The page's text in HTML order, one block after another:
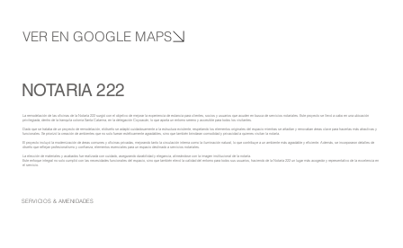
NOTARIA 222
La remodelación de las oficinas de la Notaría 222 surgió con el objetivo de mejorar la experiencia de estancia para clientes, socios y usuarios que acuden en busca de servicios notariales. Este proyecto se llevó a cabo en una ubicación
privilegiada, dentro de la tranquila colonia Santa Catarina, en la delegación Coyoacán, lo que aporta un entorno sereno y accesible para todos los visitantes.
Dado que se trataba de un proyecto de remodelación, eldiseño se adaptó cuidadosamente a la estructura existente, respetando los elementos originales del espacio mientras se añadían y renovaban áreas clave para hacerlas más atractivas y
funcionales. Se priorizó la creación de ambientes que no solo fueran estéticamente agradables, sino que también brindaran comodidad y privacidad a quienes visitan la notaría.
El proyecto incluyó la modernización de áreas comunes y oficinas privadas, mejorando tanto la circulación interna como la iluminación natural, lo que contribuye a un ambiente más agradable y eficiente. Además, se incorporaron detalles de
diseño que reflejan profesionalismo y confianza, elementos esenciales para un espacio destinado a servicios notariales.
La elección de materiales y acabados fue realizada con cuidado, asegurando durabilidad y elegancia, alineándose con la imagen institucional de la notaría.
Este enfoque integral no solo cumplió con las necesidades funcionales del espacio, sino que también elevó la calidad del entorno para todos sus usuarios, haciendo de la Notaría 222 un lugar más acogedor y representativo de la excelencia en
el servicio.
SERVICIOS & AMENIDADES
VER EN GOOGLE MAPS